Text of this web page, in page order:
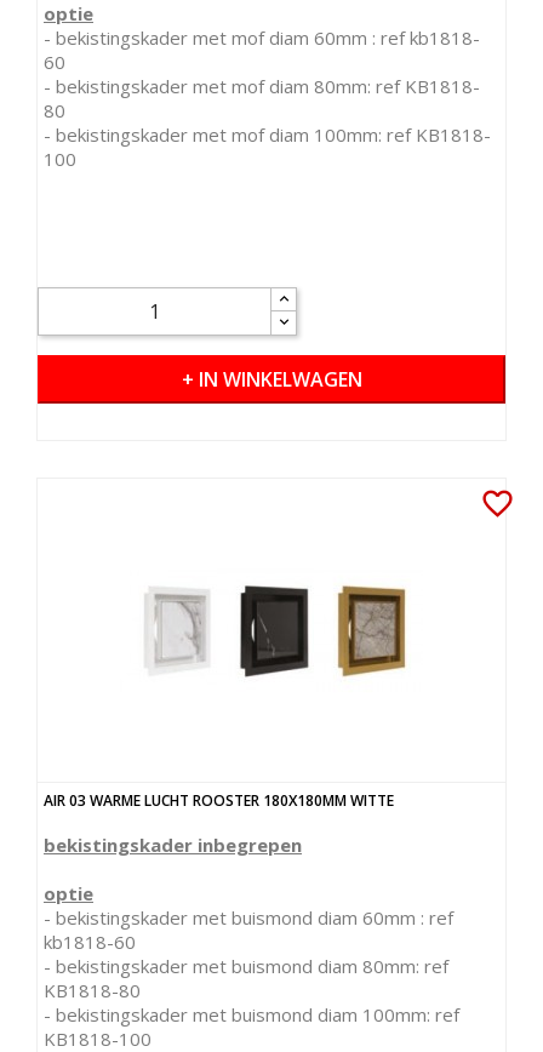
optie
- bekistingskader met mof diam 60mm : ref kb1818-
60
- bekistingskader met mof diam 80mm: ref KB1818-
80
- bekistingskader met mof diam 100mm: ref KB1818-
100
+ IN WINKELWAGEN
favorite_border
AIR 03 WARME LUCHT ROOSTER 180X180MM WITTE
bekistingskader inbegrepen
optie
- bekistingskader met buismond diam 60mm : ref
kb1818-60
- bekistingskader met buismond diam 80mm: ref
KB1818-80
- bekistingskader met buismond diam 100mm: ref
KB1818-100